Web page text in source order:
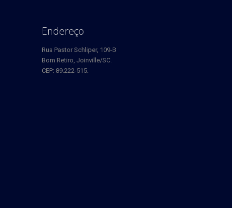
Endereço
Rua Pastor Schliper, 109-B
Bom Retiro, Joinville/SC.
CEP: 89.222-515.